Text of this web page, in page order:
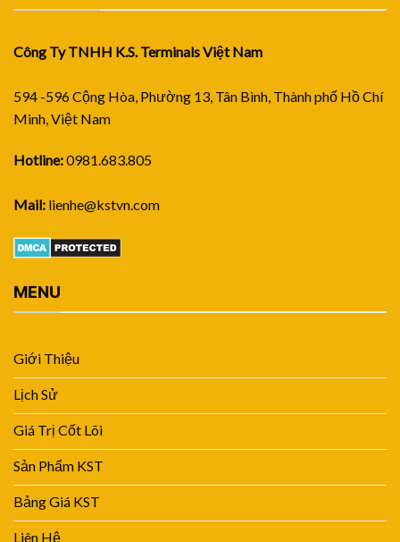
Công Ty TNHH K.S. Terminals Việt Nam
594 -596 Cộng Hòa, Phường 13, Tân Bình, Thành phố Hồ Chí
Minh, Việt Nam
Hotline:0981.683.805
Mail: lienhe@kstvn.com
MENU
Giới Thiệu
Lịch Sử
Giá Trị Cốt Lõi
Sản Phẩm KST
Bảng Giá KST
Liên Hệ